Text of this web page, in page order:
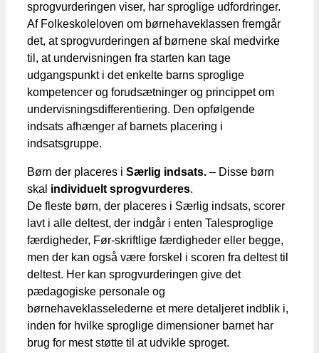
sprogvurderingen viser, har sproglige udfordringer.
Af Folkeskoleloven om børnehaveklassen fremgår
det, at sprogvurderingen af børnene skal medvirke
til, at undervisningen fra starten kan tage
udgangspunkt i det enkelte barns sproglige
kompetencer og forudsætninger og princippet om
undervisningsdifferentiering. Den opfølgende
indsats afhænger af barnets placering i
indsatsgruppe.
Børn der placeres i Særlig indsats. – Disse børn
skal individuelt sprogvurderes.
De fleste børn, der placeres i Særlig indsats, scorer
lavt i alle deltest, der indgår i enten Talesproglige
færdigheder, Før-skriftlige færdigheder eller begge,
men der kan også være forskel i scoren fra deltest til
deltest. Her kan sprogvurderingen give det
pædagogiske personale og
børnehaveklasselederne et mere detaljeret indblik i,
inden for hvilke sproglige dimensioner barnet har
brug for mest støtte til at udvikle sproget.